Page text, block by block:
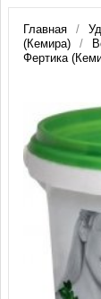
Главная
(Кемира)
Фертика